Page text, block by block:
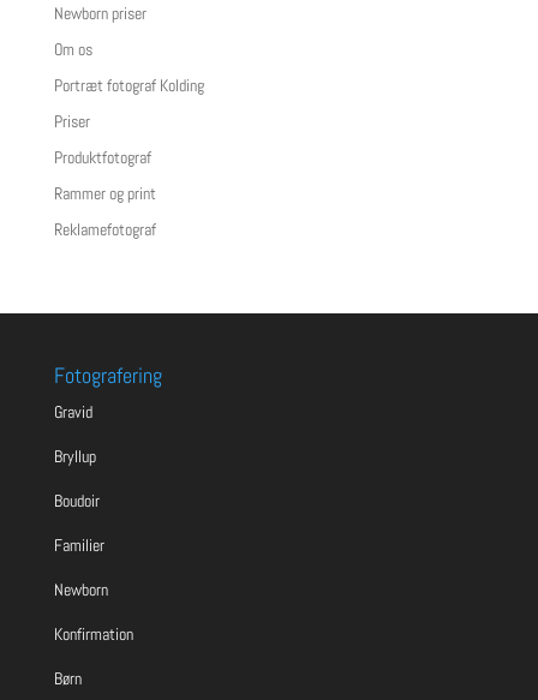
Newborn priser
Om os
Portræt fotograf Kolding
Priser
Produktfotograf
Rammer og print
Reklamefotograf
Fotografering
Gravid
Bryllup
Boudoir
Familier
Newborn
Konfirmation
Børn